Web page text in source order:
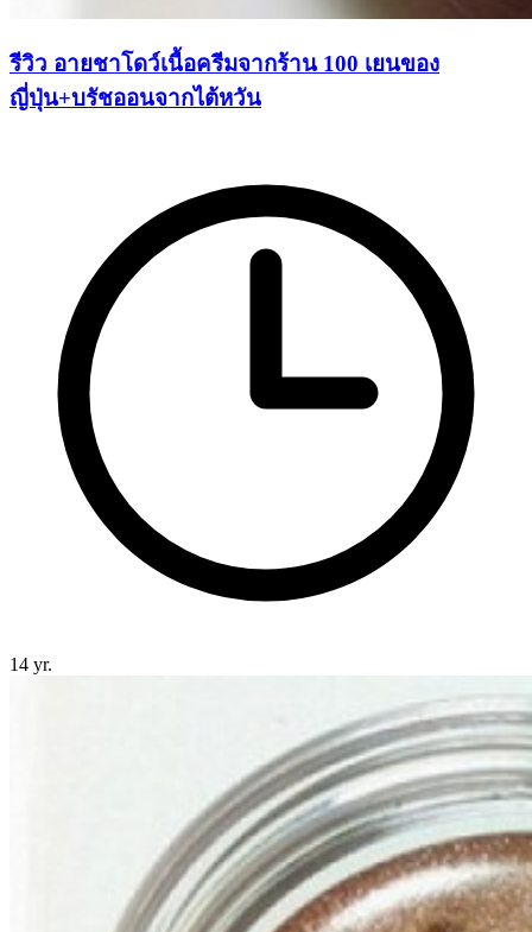
รีวิว อายชาโดว์เนื้อครีมจากร้าน 100 เยนของ
ญี่ปุ่น+บรัชออนจากไต้หวัน
14 yr.